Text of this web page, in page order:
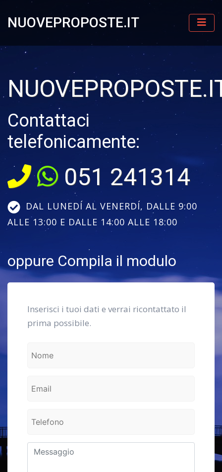
NUOVEPROPOSTE.IT
Contattaci
telefonicamente:
051 241314
DAL LUNEDÍ AL VENERDÍ, DALLE 9:00
ALLE 13:00 E DALLE 14:00 ALLE 18:00
oppure Compila il modulo
Inserisci i tuoi dati e verrai ricontattato il
prima possibile.